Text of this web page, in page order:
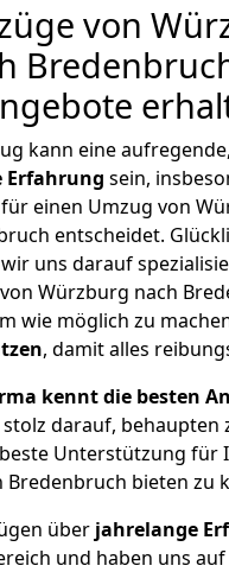
von
kann eine
Erfahrung sein,
einen Umzug von
entscheidet.
uns darauf
Würzburg nach
wie möglich zu
, damit alles
kennt die besten
darauf, behaupten
Unterstützung für
Bredenbruch bieten zu
überjahrelange
und haben uns